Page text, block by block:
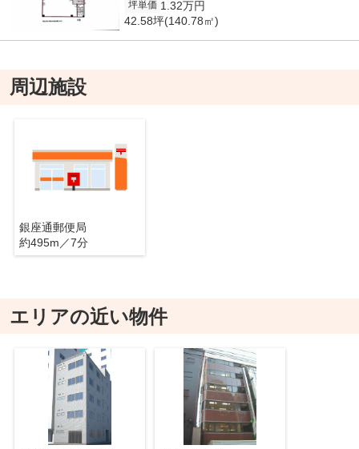
坪単価 1.32万円
42.58坪(140.78㎡)
周辺施設
銀座通郵便局
約495m／7分
エリアの近い物件